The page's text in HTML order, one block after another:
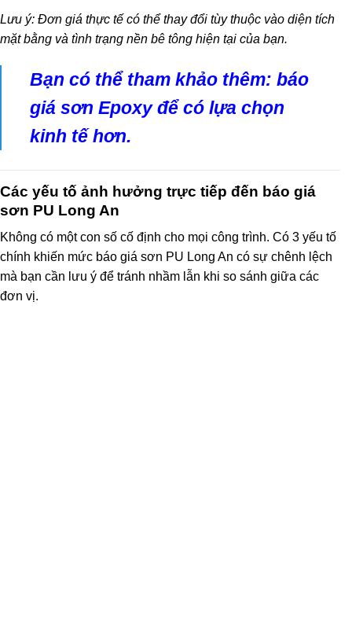
Lưu ý: Đơn giá thực tế có thể thay đổi tùy thuộc vào diện tích
mặt bằng và tình trạng nền bê tông hiện tại của bạn.
Bạn có thể tham khảo thêm: báo
giá sơn Epoxyđể có lựa chọn
kinh tế hơn.
Các yếu tố ảnh hưởng trực tiếp đến báo giá
sơn PU Long An
Không có một con số cố định cho mọi công trình. Có 3 yếu tố
chính khiến mức báo giá sơn PU Long An có sự chênh lệch
mà bạn cần lưu ý để tránh nhầm lẫn khi so sánh giữa các
đơn vị.